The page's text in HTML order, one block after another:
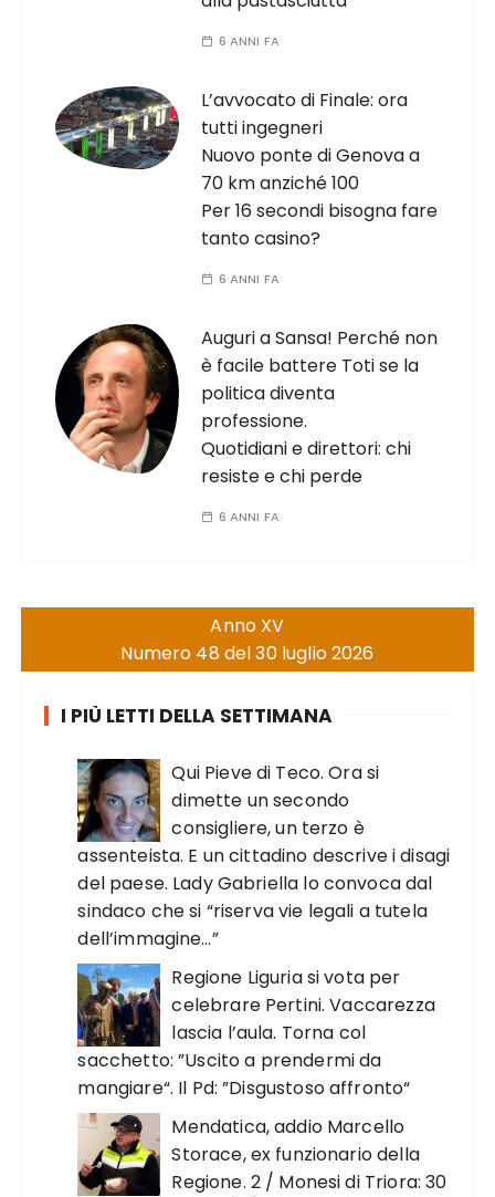
6 ANNI FA
L’avvocato di Finale: ora
tutti ingegneri
Nuovo ponte di Genova a
70 km anziché 100
Per 16 secondi bisogna fare
tanto casino?
6 ANNI FA
Auguri a Sansa! Perché non
è facile battere Toti se la
politica diventa
professione.
Quotidiani e direttori: chi
resiste e chi perde
6 ANNI FA
Anno XV
Numero 48 del 30 luglio 2026
I PIÙ LETTI DELLA SETTIMANA
Qui Pieve di Teco. Ora si
dimette un secondo
consigliere, un terzo è
assenteista. E un cittadino descrive i disagi
del paese. Lady Gabriella lo convoca dal
sindaco che si “riserva vie legali a tutela
dell’immagine…”
Regione Liguria si vota per
celebrare Pertini. Vaccarezza
lascia l’aula. Torna col
sacchetto: ”Uscito a prendermi da
mangiare“. Il Pd: ”Disgustoso affronto“
Mendatica, addio Marcello
Storace, ex funzionario della
Regione. 2 / Monesi di Triora: 30